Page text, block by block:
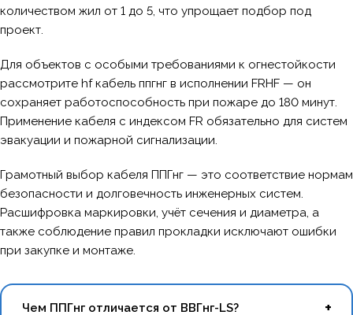
количеством жил от 1 до 5, что упрощает подбор под
проект.
Для объектов с особыми требованиями к огнестойкости
рассмотрите hf кабель ппгнг в исполнении FRHF — он
сохраняет работоспособность при пожаре до 180 минут.
Применение кабеля с индексом FR обязательно для систем
эвакуации и пожарной сигнализации.
Грамотный выбор кабеля ППГнг — это соответствие нормам
безопасности и долговечность инженерных систем.
Расшифровка маркировки, учёт сечения и диаметра, а
также соблюдение правил прокладки исключают ошибки
при закупке и монтаже.
Чем ППГнг отличается от ВВГнг-LS?